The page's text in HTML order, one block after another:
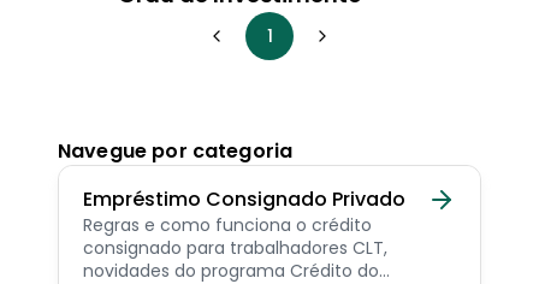
1
Navegue por categoria
Empréstimo Consignado Privado
Regras e como funciona o crédito
consignado para trabalhadores CLT,
novidades do programa Crédito do